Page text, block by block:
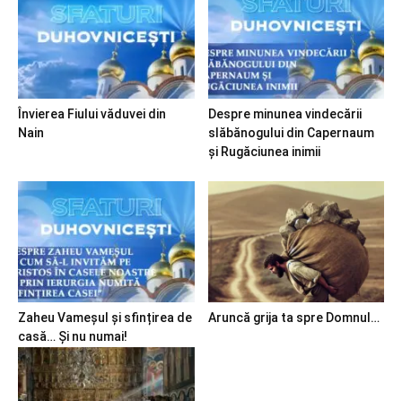
Învierea Fiului văduvei din
Nain
Despre minunea vindecării
slăbănogului din Capernaum
și Rugăciunea inimii
Zaheu Vameșul și sfințirea de
casă… Și nu numai!
Aruncă grija ta spre Domnul…